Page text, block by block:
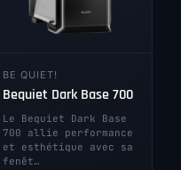
BE QUIET!
Bequiet Dark Base 700
Le Bequiet Dark Base
700 allie performance
et esthétique avec sa
fenêt…